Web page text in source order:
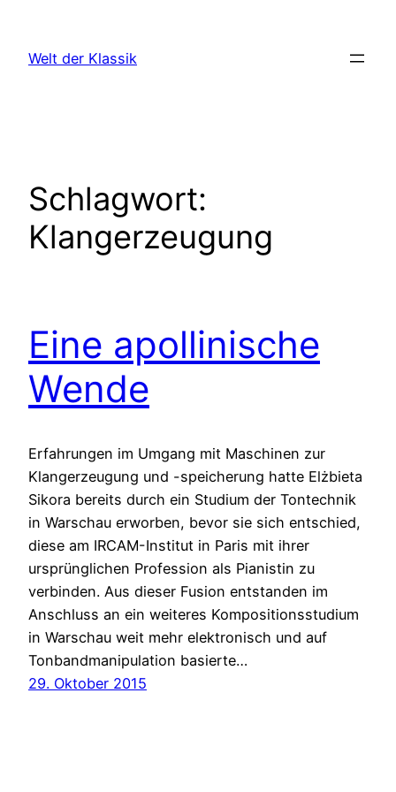
springen
Welt der Klassik
Schlagwort:
Klangerzeugung
Eine apollinische
Wende
Erfahrungen im Umgang mit Maschinen zur
Klangerzeugung und -speicherung hatte Elżbieta
Sikora bereits durch ein Studium der Tontechnik
in Warschau erworben, bevor sie sich entschied,
diese am IRCAM-Institut in Paris mit ihrer
ursprünglichen Profession als Pianistin zu
verbinden. Aus dieser Fusion entstanden im
Anschluss an ein weiteres Kompositionsstudium
in Warschau weit mehr elektronisch und auf
Tonbandmanipulation basierte…
29. Oktober 2015